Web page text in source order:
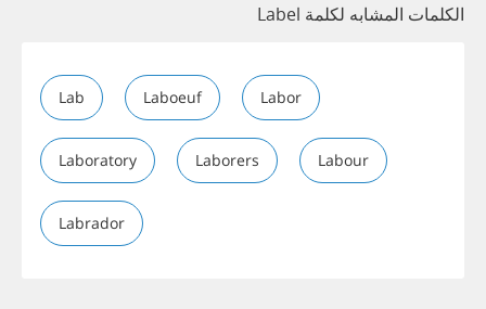
الكلمات المشابه لكلمة Label
Lab Laboeuf Labor
Laboratory Laborers Labour
Labrador